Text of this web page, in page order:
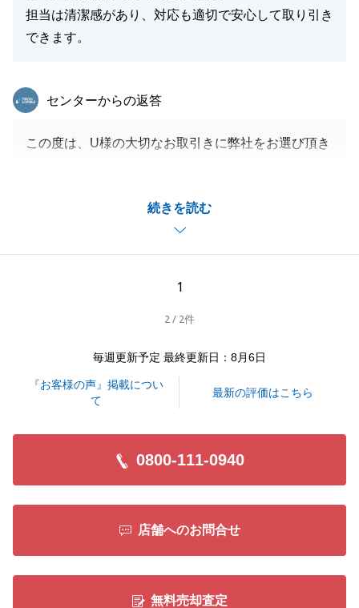
担当は清潔感があり、対応も適切で安心して取り引き
できます。
続きを読む
東急リバブル
センターからの返答
この度は、U様の大切なお取引きに弊社をお選び頂き
ざいましたら、お気軽にお申し付けくださいませ。
今後ともお付き合いの程よろしくお願い申し上げま
す。
閉じる
1
2 / 2件
毎週更新予定 最終更新日：8月6日
『お客様の声』掲載につい
て
最新の評価はこちら
0800-111-0940
店舗へのお問合せ
無料売却査定